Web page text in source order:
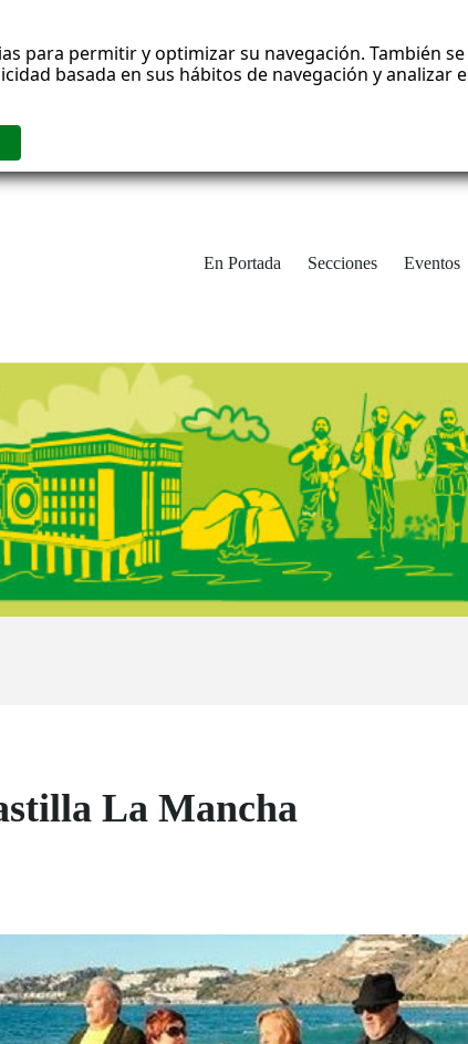
para permitir y optimizar su navegación. También
basada en sus hábitos de navegación y
En Portada Secciones Eventos
La Mancha